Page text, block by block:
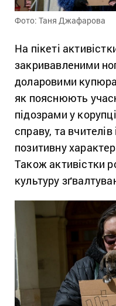
Фото: Таня Джафарова
На пікеті
закривавленими
доларовими
як пояснюють
підозрами у
справу, та вчителів
позитивну
Також активістки
культуру